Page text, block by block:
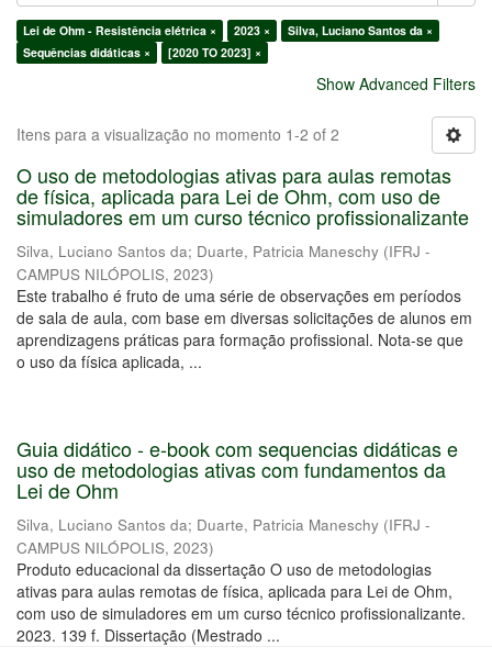
Lei de Ohm - Resistência elétrica × 2023 ×
Silva, Luciano Santos da ×
Sequências didáticas ×
[2020 TO 2023] ×
Show Advanced Filters
Itens para a visualização no momento 1-2 of 2
O uso de metodologias ativas para aulas remotas
de física, aplicada para Lei de Ohm, com uso de
simuladores em um curso técnico profissionalizante
Silva, Luciano Santos da; Duarte, Patricia Maneschy (IFRJ -
CAMPUS NILÓPOLIS, 2023)
Este trabalho é fruto de uma série de observações em períodos
de sala de aula, com base em diversas solicitações de alunos em
aprendizagens práticas para formação profissional. Nota-se que
o uso da física aplicada, ...
Guia didático - e-book com sequencias didáticas e
uso de metodologias ativas com fundamentos da
Lei de Ohm
Silva, Luciano Santos da; Duarte, Patricia Maneschy (IFRJ -
CAMPUS NILÓPOLIS, 2023)
Produto educacional da dissertação O uso de metodologias
ativas para aulas remotas de física, aplicada para Lei de Ohm,
com uso de simuladores em um curso técnico profissionalizante.
2023. 139 f. Dissertação (Mestrado ...